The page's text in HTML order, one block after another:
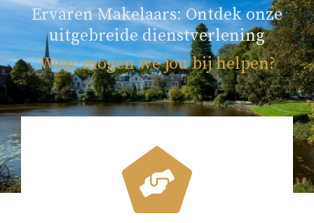
Ervaren Makelaars: Ontdek onze
uitgebreide dienstverlening
Waar mogen we jou bij helpen?